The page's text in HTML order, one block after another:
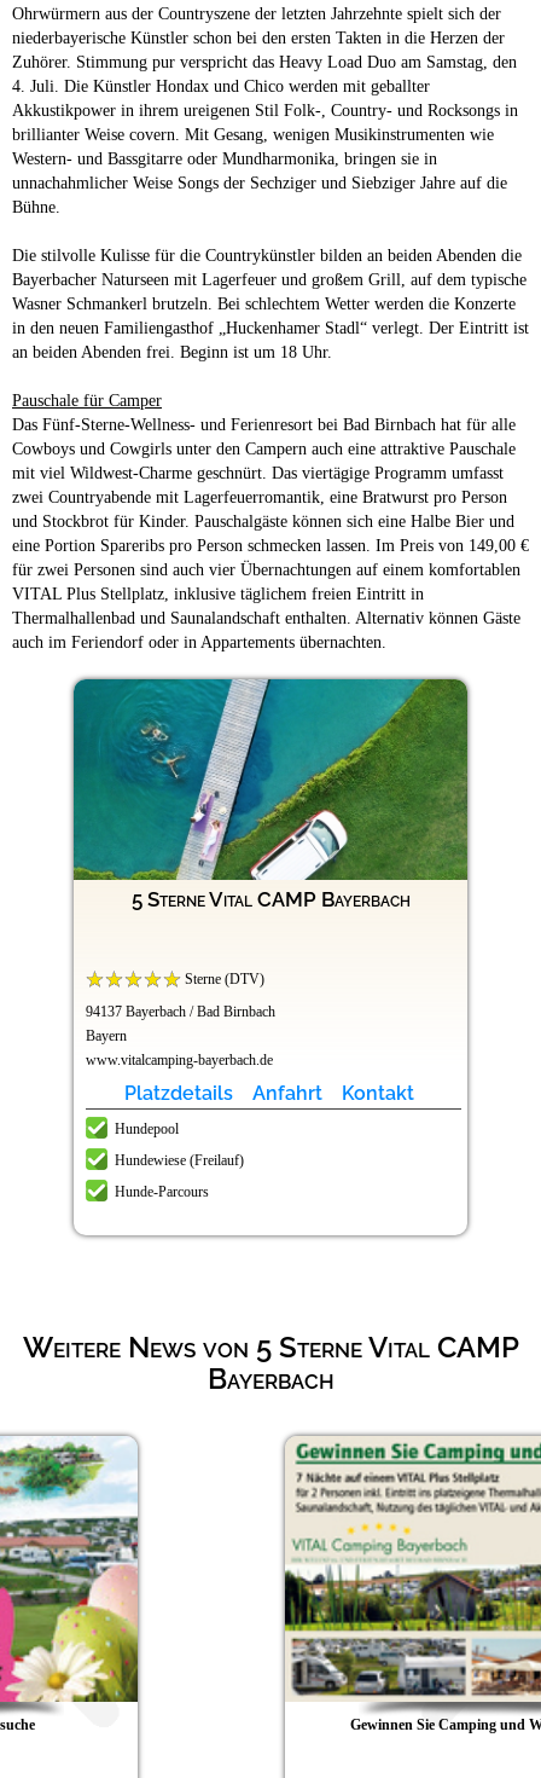
Ohrwürmern aus der Countryszene der letzten Jahrzehnte spielt sich der
niederbayerische Künstler schon bei den ersten Takten in die Herzen der
Zuhörer. Stimmung pur verspricht das Heavy Load Duo am Samstag, den
4. Juli. Die Künstler Hondax und Chico werden mit geballter
Akkustikpower in ihrem ureigenen Stil Folk-, Country- und Rocksongs in
brillianter Weise covern. Mit Gesang, wenigen Musikinstrumenten wie
Western- und Bassgitarre oder Mundharmonika, bringen sie in
unnachahmlicher Weise Songs der Sechziger und Siebziger Jahre auf die
Bühne.
Die stilvolle Kulisse für die Countrykünstler bilden an beiden Abenden die
Bayerbacher Naturseen mit Lagerfeuer und großem Grill, auf dem typische
Wasner Schmankerl brutzeln. Bei schlechtem Wetter werden die Konzerte
in den neuen Familiengasthof „Huckenhamer Stadl“ verlegt. Der Eintritt ist
an beiden Abenden frei. Beginn ist um 18 Uhr.
Pauschale für Camper
Das Fünf-Sterne-Wellness- und Ferienresort bei Bad Birnbach hat für alle
Cowboys und Cowgirls unter den Campern auch eine attraktive Pauschale
mit viel Wildwest-Charme geschnürt. Das viertägige Programm umfasst
zwei Countryabende mit Lagerfeuerromantik, eine Bratwurst pro Person
und Stockbrot für Kinder. Pauschalgäste können sich eine Halbe Bier und
eine Portion Spareribs pro Person schmecken lassen. Im Preis von 149,00 €
für zwei Personen sind auch vier Übernachtungen auf einem komfortablen
VITAL Plus Stellplatz, inklusive täglichem freien Eintritt in
Thermalhallenbad und Saunalandschaft enthalten. Alternativ können Gäste
auch im Feriendorf oder in Appartements übernachten.
5 Sterne Vital CAMP Bayerbach
Sterne (DTV)
94137 Bayerbach / Bad Birnbach
Bayern
www.vitalcamping-bayerbach.de
Platzdetails Anfahrt Kontakt
Hundepool
Hundewiese (Freilauf)
Hunde-Parcours
Weitere News von 5 Sterne Vital CAMP
Bayerbach
Gewinnen Sie Camping und Wellness pur!